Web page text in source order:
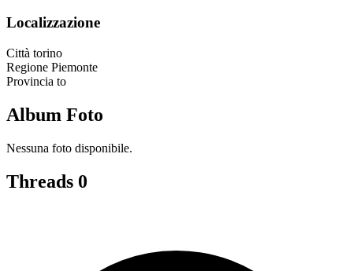
Localizzazione
Città torino
Regione Piemonte
Provincia to
Album Foto
Nessuna foto disponibile.
Threads 0